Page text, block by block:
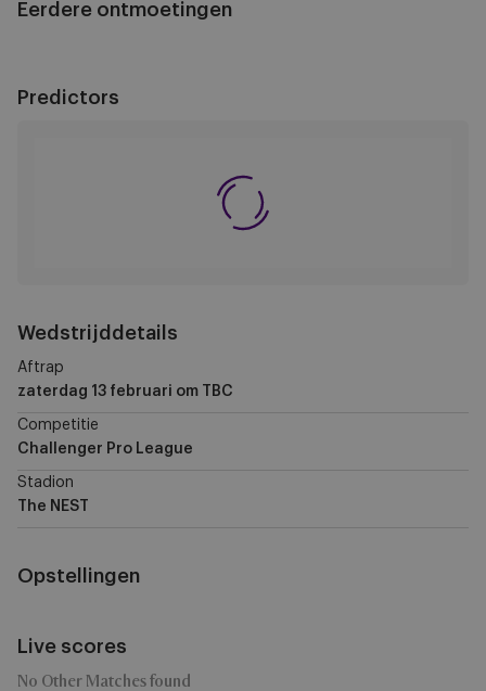
Eerdere ontmoetingen
Predictors
Wedstrijddetails
Aftrap
zaterdag 13 februari om TBC
Competitie
Challenger Pro League
Stadion
The NEST
Opstellingen
Live scores
No Other Matches found